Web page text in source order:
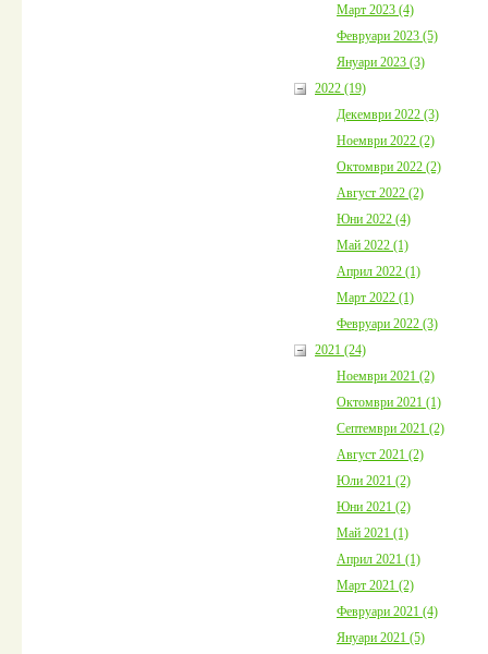
Март 2023 (4)
Февруари 2023 (5)
Януари 2023 (3)
2022 (19)
Декември 2022 (3)
Ноември 2022 (2)
Октомври 2022 (2)
Август 2022 (2)
Юни 2022 (4)
Май 2022 (1)
Април 2022 (1)
Март 2022 (1)
Февруари 2022 (3)
2021 (24)
Ноември 2021 (2)
Октомври 2021 (1)
Септември 2021 (2)
Август 2021 (2)
Юли 2021 (2)
Юни 2021 (2)
Май 2021 (1)
Април 2021 (1)
Март 2021 (2)
Февруари 2021 (4)
Януари 2021 (5)